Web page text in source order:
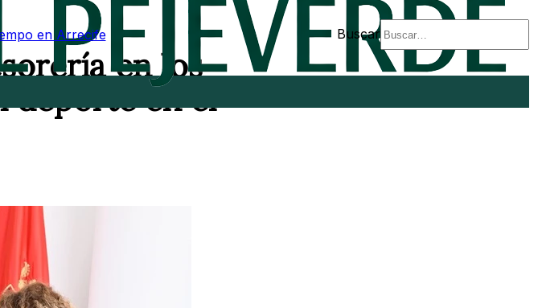
en Arrecife Buscar
en los
deporte en el